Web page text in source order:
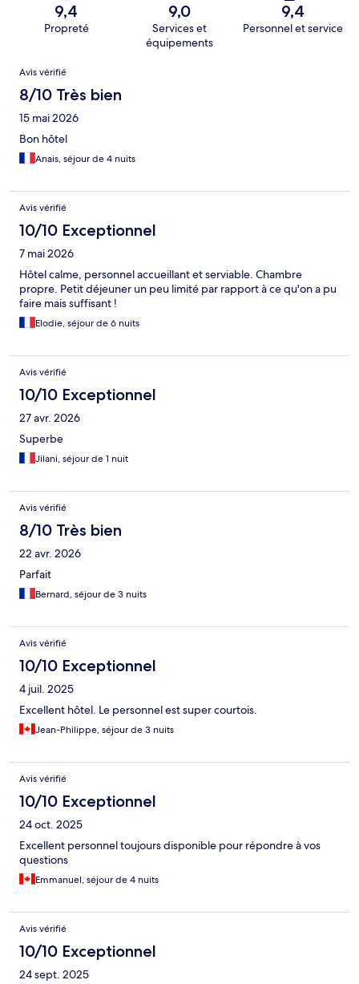
9,4
Propreté
9,0
Services et
équipements
9,4
Personnel et service
Avis
Avis vérifié
8/10 Très bien
15 mai 2026
Bon hôtel
Anais, séjour de 4 nuits
Avis vérifié
10/10 Exceptionnel
7 mai 2026
Hôtel calme, personnel accueillant et serviable. Chambre
propre. Petit déjeuner un peu limité par rapport à ce qu'on a pu
faire mais suffisant !
Elodie, séjour de 6 nuits
Avis vérifié
10/10 Exceptionnel
27 avr. 2026
Superbe
Jilani, séjour de 1 nuit
Avis vérifié
8/10 Très bien
22 avr. 2026
Parfait
Bernard, séjour de 3 nuits
Avis vérifié
10/10 Exceptionnel
4 juil. 2025
Excellent hôtel. Le personnel est super courtois.
Jean-Philippe, séjour de 3 nuits
Avis vérifié
10/10 Exceptionnel
24 oct. 2025
Excellent personnel toujours disponible pour répondre à vos
questions
Emmanuel, séjour de 4 nuits
Avis vérifié
10/10 Exceptionnel
24 sept. 2025